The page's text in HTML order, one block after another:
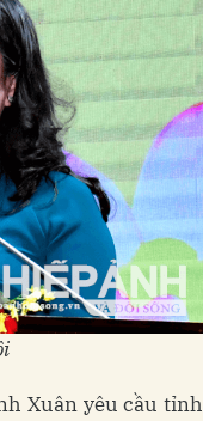
Xuân yêu cầu tỉnh